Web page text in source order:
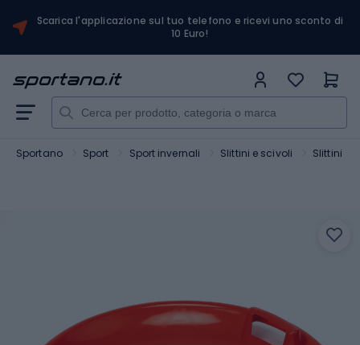
Scarica l'applicazione sul tuo telefono e ricevi uno sconto di
10 Euro!
Sportano Sport Sport invernali Slittini e scivoli Slittini